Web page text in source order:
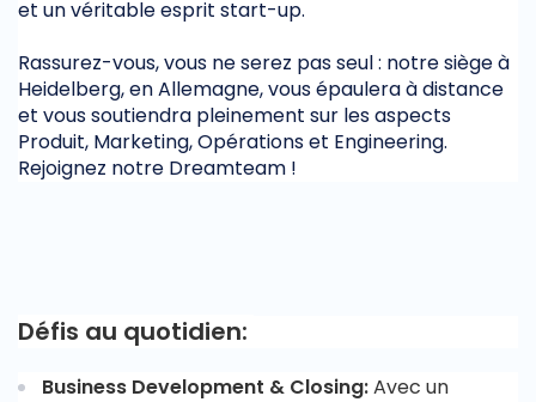
et un véritable esprit start-up.
Rassurez-vous, vous ne serez pas seul : notre siège à
Heidelberg, en Allemagne, vous épaulera à distance
et vous soutiendra pleinement sur les aspects
Produit, Marketing, Opérations et Engineering.
Rejoignez notre Dreamteam !
Défis au quotidien:
Business Development & Closing:Avec un